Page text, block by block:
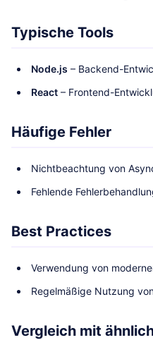
Typische Tools
Node.js – Backend-
React – Frontend-
Häufige Fehler
Nichtbeachtung von
Fehlende
Best Practices
Verwendung von
Regelmäßige Nutzung
Vergleich mit